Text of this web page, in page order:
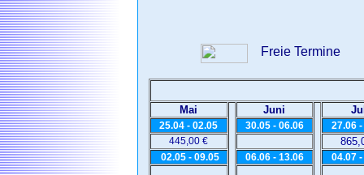
Freie
Mai Juni
25.04 - 02.05 30.05 - 06.06
27.06
445,00 €
02.05 - 09.05 06.06 - 13.06 04.07